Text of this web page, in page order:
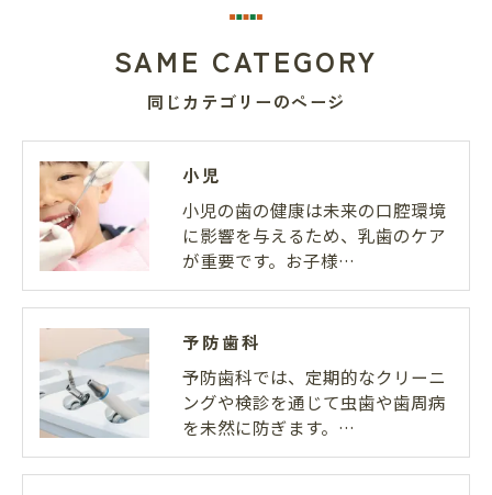
同じカテゴリーのページ
SAME CATEGORY
小児
小児の歯の健康は未来の口腔環境
に影響を与えるため、乳歯のケア
が重要です。お子様…
予防歯科
予防歯科では、定期的なクリーニ
ングや検診を通じて虫歯や歯周病
を未然に防ぎます。…